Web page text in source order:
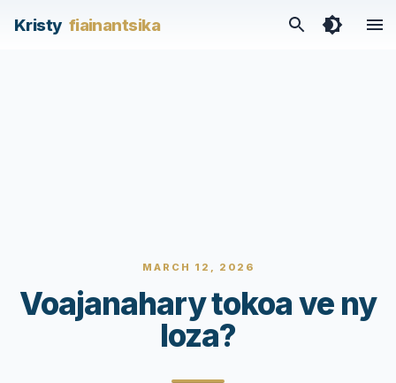
Kristy fiainantsika
MARCH 12, 2026
Voajanahary tokoa ve ny
loza?